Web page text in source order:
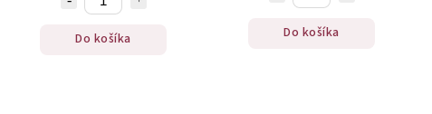
Do košíka Do košíka